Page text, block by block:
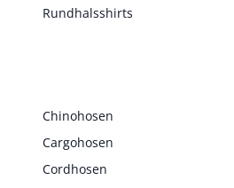
Rundhalsshirts
Chinohosen
Cargohosen
Cordhosen